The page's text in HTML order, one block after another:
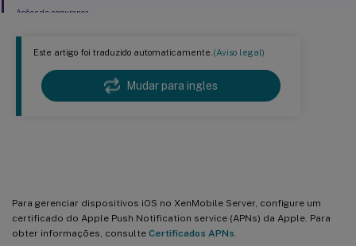
Este artigo foi traduzido automaticamente.(Aviso legal)
Mudar para ingles
Para gerenciar dispositivos iOS no XenMobile Server, configure um
certificado do Apple Push Notification service (APNs) da Apple. Para
obter informações, consulte Certificados APNs
Ações de segurança